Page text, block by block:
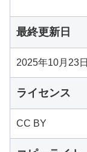
最終更新日
2025年10月23日
ライセンス
CC BY